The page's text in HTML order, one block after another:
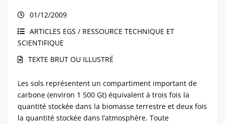
01/12/2009
ARTICLES EGS / RESSOURCE TECHNIQUE ET
SCIENTIFIQUE
TEXTE BRUT OU ILLUSTRÉ
Les sols représentent un compartiment important de
carbone (environ 1 500 Gt) équivalent à trois fois la
quantité stockée dans la biomasse terrestre et deux fois
la quantité stockée dans l’atmosphère. Toute